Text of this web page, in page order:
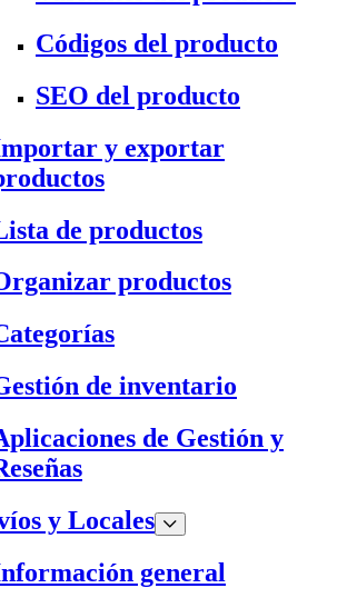
Códigos del producto
SEO del producto
y exportar
de productos
productos
de inventario
de Gestión y
y Locales
general